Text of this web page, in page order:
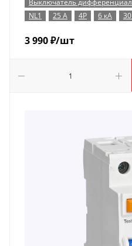
Выключатель
NL1
25 А 4P 6 кА
3 990₽/шт